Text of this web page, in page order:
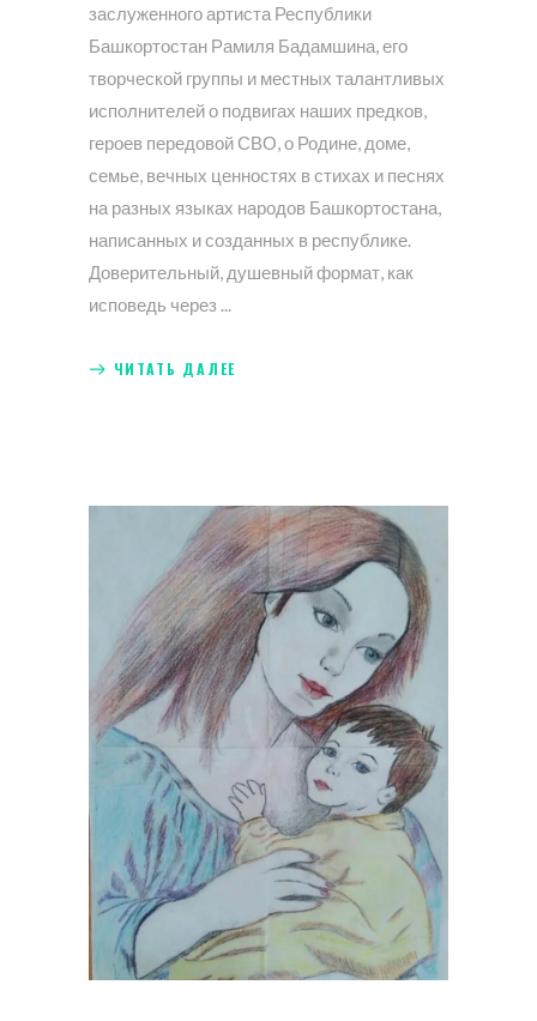
заслуженного артиста Республики
Башкортостан Рамиля Бадамшина, его
творческой группы и местных талантливых
исполнителей о подвигах наших предков,
героев передовой СВО, о Родине, доме,
семье, вечных ценностях в стихах и песнях
на разных языках народов Башкортостана,
написанных и созданных в республике.
Доверительный, душевный формат, как
исповедь через
ЧИТАТЬ ДАЛЕЕ